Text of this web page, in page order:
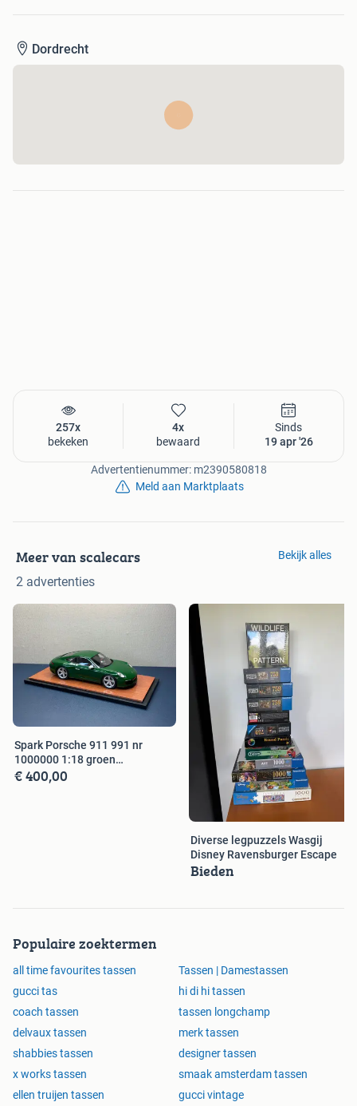
Dordrecht
257x
bekeken
4x
bewaard
Sinds
19 apr '26
Advertentienummer: m2390580818
Meld aan Marktplaats
Meer van scalecars
2 advertenties
Bekijk alles
Spark Porsche 911 991 nr
1000000 1:18 groen
schaalmodel
€ 400,00
Diverse legpuzzels Wasgij
Disney Ravensburger Escape
Bieden
Populaire zoektermen
all time favourites tassen
Tassen | Damestassen
gucci tas
hi di hi tassen
coach tassen
tassen longchamp
delvaux tassen
merk tassen
shabbies tassen
designer tassen
x works tassen
smaak amsterdam tassen
ellen truijen tassen
gucci vintage